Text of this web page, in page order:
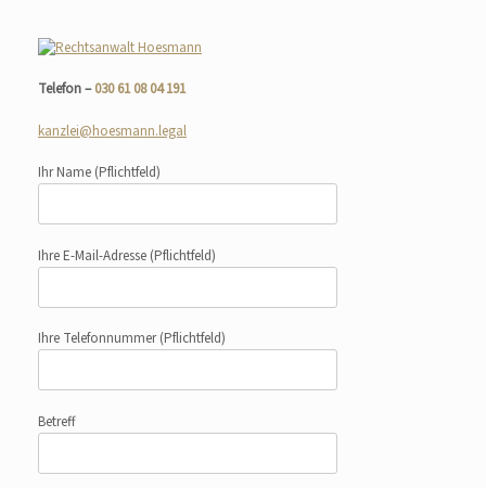
Telefon –030 61 08 04 191
kanzlei@hoesmann.legal
Ihr Name (Pflichtfeld)
Ihre E-Mail-Adresse (Pflichtfeld)
Ihre Telefonnummer(Pflichtfeld)
Betreff